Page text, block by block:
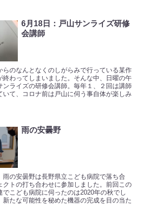
6月18日：戸山サンライズ研修
会講師
らのなんとなくのしがらみで行っている某作
終わってしまいました。そんな中、日曜の午
ンライズの研修会講師。毎年１、２回は講師
いて、コロナ前は戸山に伺う事自体が楽しみ
雨の安曇野
雨の安曇野は長野県立こども病院で落ち合
クトの打ち合わせに参加しました。前回この
でこども病院に伺ったのは2020年の秋でし
新たな可能性を秘めた機器の完成を目の当た